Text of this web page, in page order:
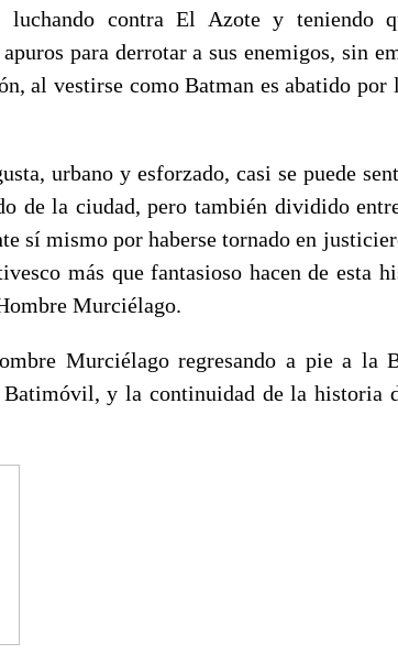
contra El Azote y teniendo
para derrotar a sus enemigos, sin
al vestirse como Batman es abatido por
urbano y esforzado, casi se puede
de la ciudad, pero también dividido
sí mismo por haberse tornado en
más que fantasioso hacen de esta
Murciélago.
Murciélago regresando a pie a la
y la continuidad de la historia